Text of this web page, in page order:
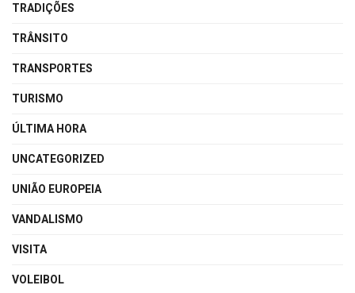
TRADIÇÕES
TRÂNSITO
TRANSPORTES
TURISMO
ÚLTIMA HORA
UNCATEGORIZED
UNIÃO EUROPEIA
VANDALISMO
VISITA
VOLEIBOL